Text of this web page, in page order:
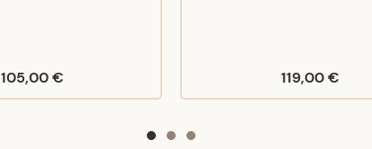
105,00 € 119,00 €